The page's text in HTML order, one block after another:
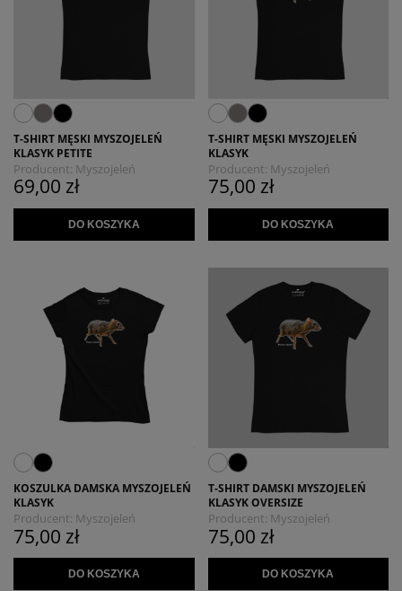
T-SHIRT MĘSKI MYSZOJELEŃ
KLASYK PETITE
Producent: Myszojeleń
69,00 zł
DO KOSZYKA
T-SHIRT MĘSKI MYSZOJELEŃ
KLASYK
Producent: Myszojeleń
75,00 zł
DO KOSZYKA
KOSZULKA DAMSKA MYSZOJELEŃ
KLASYK
Producent: Myszojeleń
75,00 zł
DO KOSZYKA
T-SHIRT DAMSKI MYSZOJELEŃ
KLASYK OVERSIZE
Producent: Myszojeleń
75,00 zł
DO KOSZYKA